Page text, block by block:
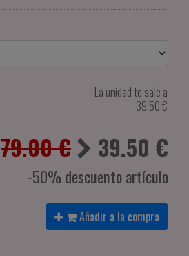
La unidad te sale a
39.50€
79.00 € 39.50 €
-50% descuento artículo
Añadir a la compra